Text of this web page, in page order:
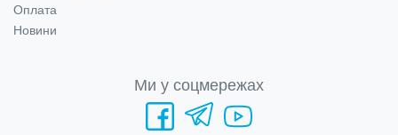
Оплата
Новини
Ми у соцмережах